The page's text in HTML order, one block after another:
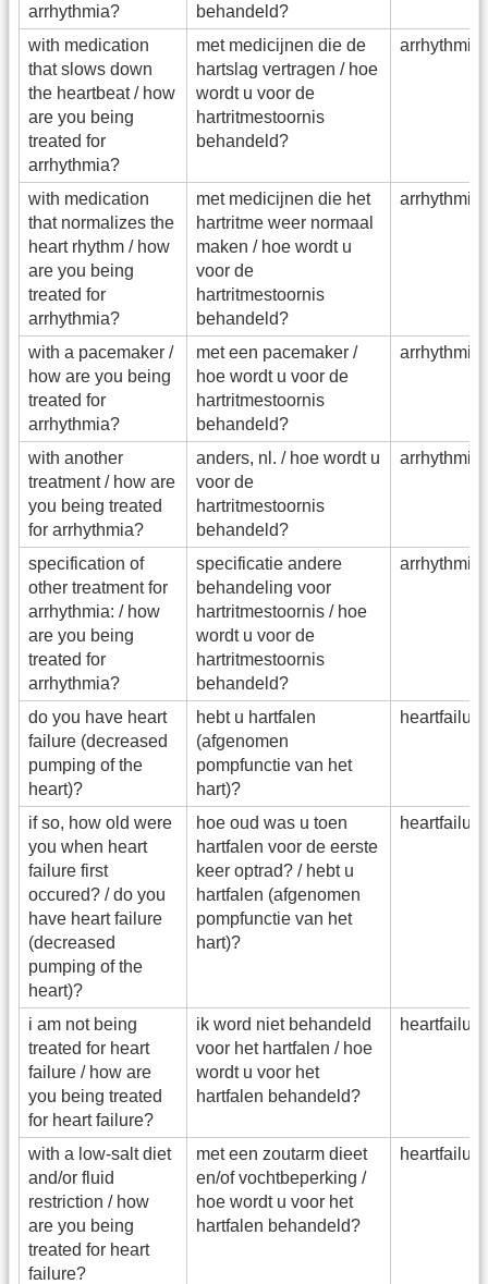
arrhythmia?
behandeld?
with medication
that slows down
the heartbeat / how
are you being
treated for
arrhythmia?
met medicijnen die de
hartslag vertragen / hoe
wordt u voor de
hartritmestoornis
behandeld?
with medication
that normalizes the
heart rhythm / how
are you being
treated for
arrhythmia?
met medicijnen die het
hartritme weer normaal
maken / hoe wordt u
voor de
hartritmestoornis
behandeld?
with a pacemaker /
how are you being
treated for
arrhythmia?
met een pacemaker /
hoe wordt u voor de
hartritmestoornis
behandeld?
with another
treatment / how are
you being treated
for arrhythmia?
anders, nl. / hoe wordt u
voor de
hartritmestoornis
behandeld?
specification of
other treatment for
arrhythmia: / how
are you being
treated for
arrhythmia?
specificatie andere
behandeling voor
hartritmestoornis / hoe
wordt u voor de
hartritmestoornis
behandeld?
do you have heart
failure (decreased
pumping of the
heart)?
hebt u hartfalen
(afgenomen
pompfunctie van het
hart)?
if so, how old were
you when heart
failure first
occured? / do you
have heart failure
(decreased
pumping of the
heart)?
hoe oud was u toen
hartfalen voor de eerste
keer optrad? / hebt u
hartfalen (afgenomen
pompfunctie van het
hart)?
i am not being
treated for heart
failure / how are
you being treated
for heart failure?
ik word niet behandeld
voor het hartfalen / hoe
wordt u voor het
hartfalen behandeld?
with a low-salt diet
and/or fluid
restriction / how
are you being
treated for heart
failure?
met een zoutarm dieet
en/of vochtbeperking /
hoe wordt u voor het
hartfalen behandeld?